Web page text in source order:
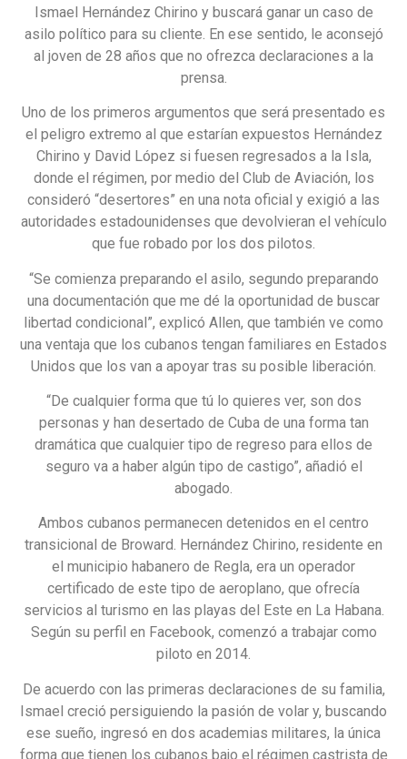
Ismael Hernández Chirino y buscará ganar un caso de
asilo político para su cliente. En ese sentido, le aconsejó
al joven de 28 años que no ofrezca declaraciones a la
prensa.
Uno de los primeros argumentos que será presentado es
el peligro extremo al que estarían expuestos Hernández
Chirino y David López si fuesen regresados a la Isla,
donde el régimen, por medio del Club de Aviación, los
consideró “desertores” en una nota oficial y exigió a las
autoridades estadounidenses que devolvieran el vehículo
que fue robado por los dos pilotos.
“Se comienza preparando el asilo, segundo preparando
una documentación que me dé la oportunidad de buscar
libertad condicional”, explicó Allen, que también ve como
una ventaja que los cubanos tengan familiares en Estados
Unidos que los van a apoyar tras su posible liberación.
“De cualquier forma que tú lo quieres ver, son dos
personas y han desertado de Cuba de una forma tan
dramática que cualquier tipo de regreso para ellos de
seguro va a haber algún tipo de castigo”, añadió el
abogado.
Ambos cubanos permanecen detenidos en el centro
transicional de Broward. Hernández Chirino, residente en
el municipio habanero de Regla, era un operador
certificado de este tipo de aeroplano, que ofrecía
servicios al turismo en las playas del Este en La Habana.
Según su perfil en Facebook, comenzó a trabajar como
piloto en 2014.
De acuerdo con las primeras declaraciones de su familia,
Ismael creció persiguiendo la pasión de volar y, buscando
ese sueño, ingresó en dos academias militares, la única
forma que tienen los cubanos bajo el régimen castrista de